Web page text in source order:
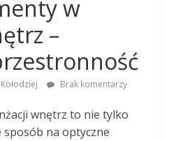
w
–
Brak komentarzy
wnętrz to nie tylko
sposób na optyczne